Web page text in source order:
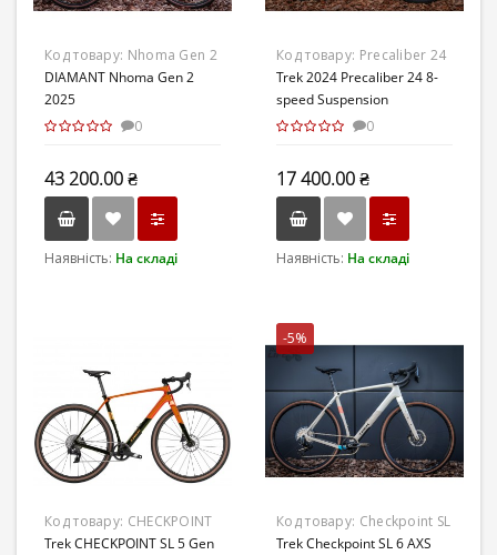
Код товару: Nhoma Gen 2
2025
DIAMANT Nhoma Gen 2
2025
0
43 200.00 ₴
Наявність: На складі
Код товару: Precaliber 24
8-speed
Trek 2024 Precaliber 24 8-
speed Suspension
0
17 400.00 ₴
Наявність: На складі
Код товару: CHECKPOINT
SL 5 Gen 3
Trek CHECKPOINT SL 5 Gen
-5%
Код товару: Checkpoint SL
6 AXS (Gen 3)
Trek Checkpoint SL 6 AXS